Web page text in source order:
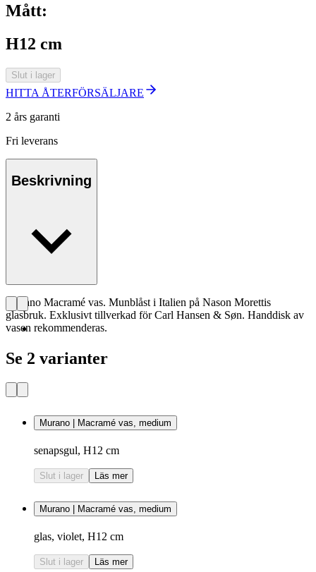
Mått:
H12 cm
Slut i lager
HITTA ÅTERFÖRSÄLJARE
2 års garanti
Fri leverans
Beskrivning
Murano Macramé vas. Munblåst i Italien på Nason Morettis
glasbruk. Exklusivt tillverkad för Carl Hansen & Søn. Handdisk av
vasen rekommenderas.
Se 2 varianter
Murano | Macramé vas, medium
senapsgul, H12 cm
Slut i lager Läs mer
Murano | Macramé vas, medium
glas, violet, H12 cm
Slut i lager Läs mer